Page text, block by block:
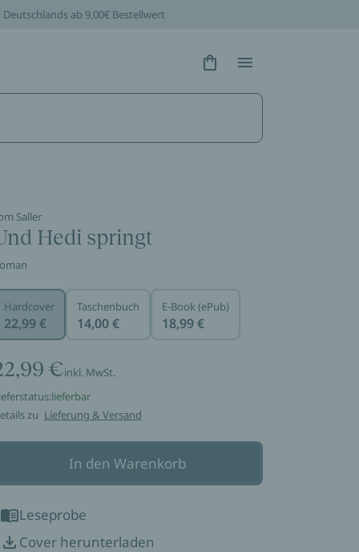
ab 9,00€ Bestellwert
Hidden Text
Hidden Text
Saller
Hedi springt
Hardcover
22,99 €
Taschenbuch
14,00 €
E-Book (ePub)
18,99 €
€inkl. MwSt.
lieferbar
zu Lieferung & Versand
In den Warenkorb
Leseprobe
Cover herunterladen